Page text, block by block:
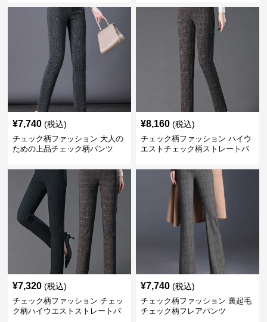
¥7,740 (税込)
チェック柄ファッション 大人の
ための上品チェック柄パンツ
¥8,160 (税込)
チェック柄ファッション ハイウ
エストチェック柄ストレートパ
¥7,320 (税込)
チェック柄ファッション チェッ
ク柄ハイウエストストレートパ
¥7,740 (税込)
チェック柄ファッション 裏起毛
チェック柄フレアパンツ